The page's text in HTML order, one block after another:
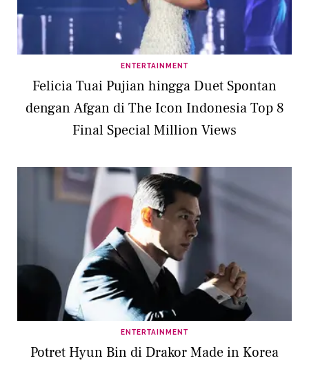
ENTERTAINMENT
Felicia Tuai Pujian hingga Duet Spontan
dengan Afgan di The Icon Indonesia Top 8
Final Special Million Views
ENTERTAINMENT
Potret Hyun Bin di Drakor Made in Korea